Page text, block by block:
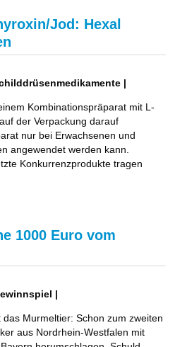
Jod: Hexal
|
Kombinationspräparat mit L-
der Verpackung darauf
nur bei Erwachsenen und
angewendet werden kann.
Konkurrenzprodukte tragen
1000 Euro vom
|
Murmeltier: Schon zum zweiten
aus Nordrhein-Westfalen mit